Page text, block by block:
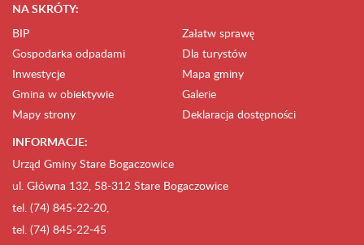
NA SKRÓTY:
BIP
Załatw sprawę
Gospodarka odpadami
Dla turystów
Inwestycje
Mapa gminy
Gmina w obiektywie
Galerie
Mapy strony
Deklaracja dostępności
INFORMACJE:
Urząd Gminy Stare Bogaczowice
ul. Główna 132, 58-312 Stare Bogaczowice
tel. (74) 845-22-20,
tel. (74) 845-22-45